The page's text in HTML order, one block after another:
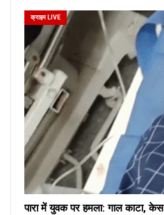
क्राइम LIVE
पारा में युवक पर हमला: गाल काटा,